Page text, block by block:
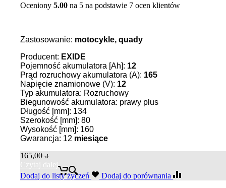
Oceniony 5.00 na 5 na podstawie 7 ocen klientów
Zastosowanie: motocykle, quady
Producent: EXIDE
Pojemność akumulatora [Ah]: 12
Prąd rozruchowy akumulatora (A): 165
Napięcie znamionowe (V): 12
Typ akumulatora: Rozruchowy
Biegunowość akumulatora: prawy plus
Długość [mm]: 134
Szerokość [mm]: 80
Wysokość [mm]: 160
Gwarancja: 12 miesiące
165,00 zł
Czytaj dalej
Dodaj do listy życzeń
Dodaj do porównania